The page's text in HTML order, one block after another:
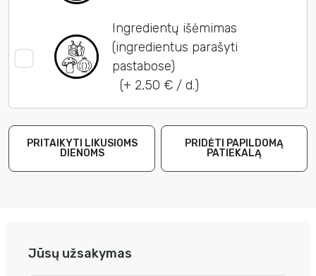
Ingredientų išėmimas
(ingredientus parašyti
pastabose)
(+ 2,50 € / d.)
PRITAIKYTI LIKUSIOMS
DIENOMS
PRIDĖTI PAPILDOMĄ
PATIEKALĄ
Jūsų užsakymas